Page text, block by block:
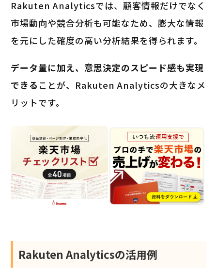
Rakuten Analyticsでは、顧客情報だけでなく
市場動向や競合分析も可能なため、膨大な情報
を元にした確度の高い分析結果を得られます。
データ量に加え、意思決定のスピード感も実現
できる ことが、Rakuten Analyticsの大きなメ
リットです。
Rakuten Analyticsの活用例